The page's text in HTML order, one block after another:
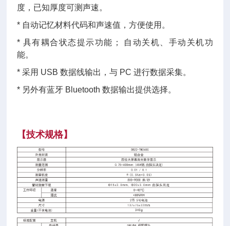
度，已知厚度可测声速。
* 自动记忆材料代码和声速值，方便使用。
* 具有耦合状态提示功能； 自动关机、手动关机功
能。
* 采用 USB 数据线输出，与 PC 进行数据采集。
* 另外有蓝牙 Bluetooth 数据输出提供选择。
【技术规格】